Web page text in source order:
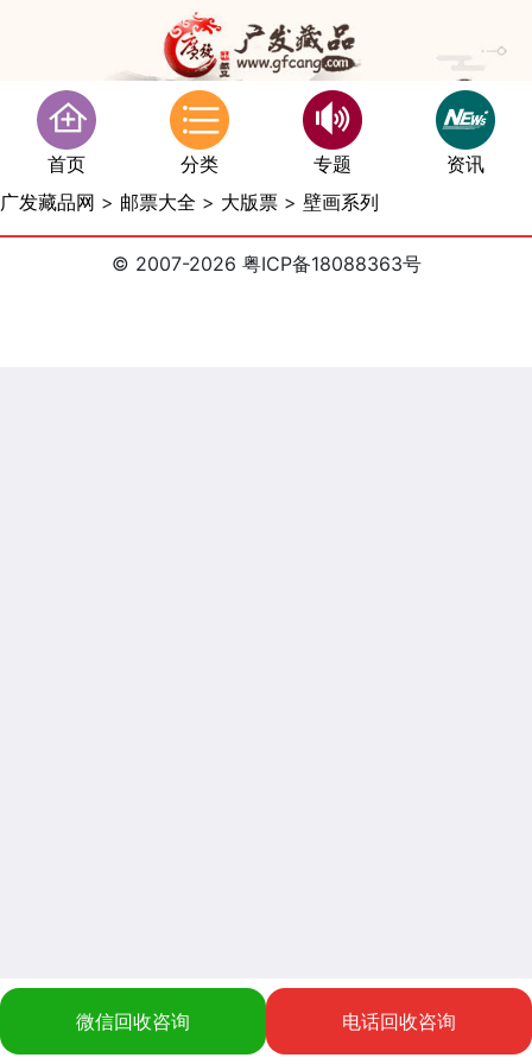
首页 分类 专题
资讯
广发藏品网 > 邮票大全 > 大版票 > 壁画系列
© 2007-2026 粤ICP备18088363号
微信回收咨询 电话回收咨询